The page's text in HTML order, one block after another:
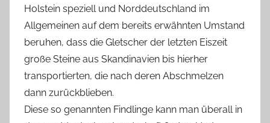
Holstein speziell und Norddeutschland im
Allgemeinen auf dem bereits erwähnten Umstand
beruhen, dass die Gletscher der letzten Eiszeit
große Steine aus Skandinavien bis hierher
transportierten, die nach deren Abschmelzen
dann zurückblieben.
Diese so genannten Findlinge kann man überall in